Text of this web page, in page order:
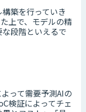
築を行っていき
上で、モデルの精
段階といえるで
って需要予測AIの
検証によってチェ